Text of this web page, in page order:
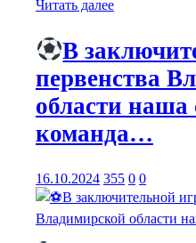
Читать далее
В
первенства
области наша
команда…
16.10.2024 355 0 0